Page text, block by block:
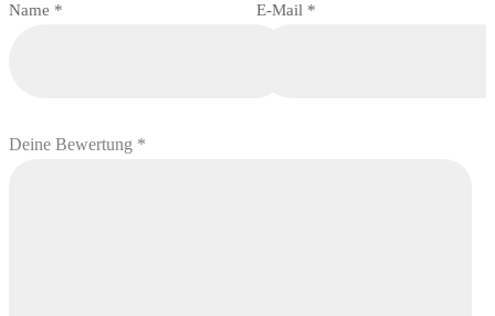
Name * E-Mail *
Deine Bewertung *